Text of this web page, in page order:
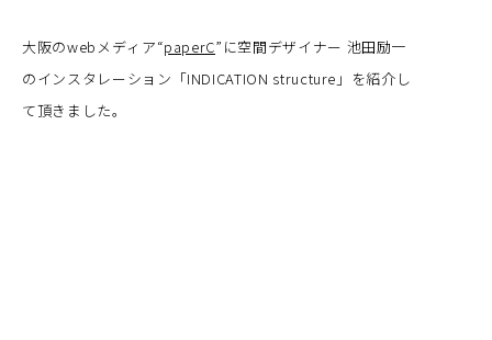
大阪のwebメディア“paperC”に空間デザイナー 池田励一
のインスタレーション「INDICATION structure」を紹介し
て頂きました。